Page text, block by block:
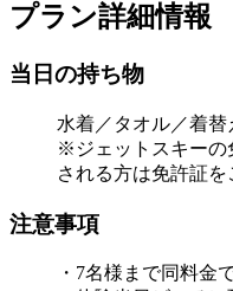
プラン詳細情報
当日の持ち物
水着／タオル／着
※ジェットスキーの
される方は免許証を
注意事項
・7名様まで同料金